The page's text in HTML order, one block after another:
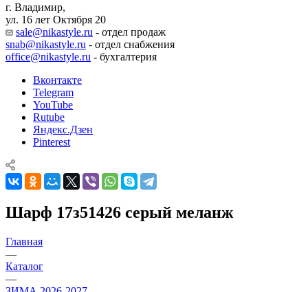
г. Владимир,
ул. 16 лет Октября 20
sale@nikastyle.ru - отдел продаж
snab@nikastyle.ru - отдел снабжения
office@nikastyle.ru - бухгалтерия
Вконтакте
Telegram
YouTube
Rutube
Яндекс.Дзен
Pinterest
Шарф 17з51426 серый меланж
Главная
—
Каталог
—